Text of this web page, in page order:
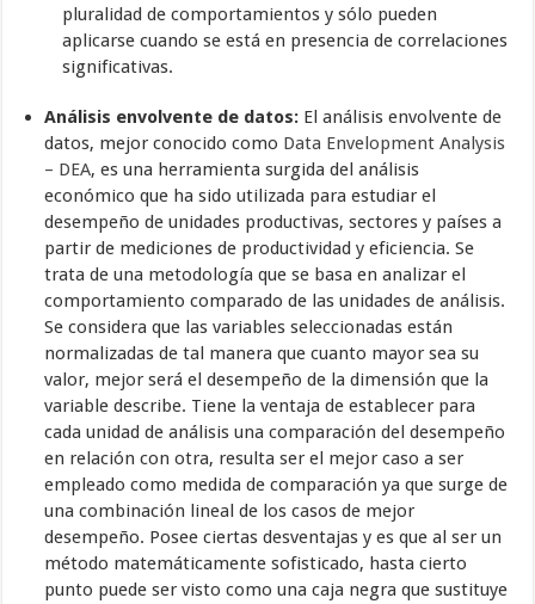
pluralidad de comportamientos y sólo pueden
aplicarse cuando se está en presencia de correlaciones
significativas.
Análisis envolvente de datos: El análisis envolvente de
datos, mejor conocido como Data Envelopment Analysis
– DEA, es una herramienta surgida del análisis
económico que ha sido utilizada para estudiar el
desempeño de unidades productivas, sectores y países a
partir de mediciones de productividad y eficiencia. Se
trata de una metodología que se basa en analizar el
comportamiento comparado de las unidades de análisis.
Se considera que las variables seleccionadas están
normalizadas de tal manera que cuanto mayor sea su
valor, mejor será el desempeño de la dimensión que la
variable describe. Tiene la ventaja de establecer para
cada unidad de análisis una comparación del desempeño
en relación con otra, resulta ser el mejor caso a ser
empleado como medida de comparación ya que surge de
una combinación lineal de los casos de mejor
desempeño. Posee ciertas desventajas y es que al ser un
método matemáticamente sofisticado, hasta cierto
punto puede ser visto como una caja negra que sustituye